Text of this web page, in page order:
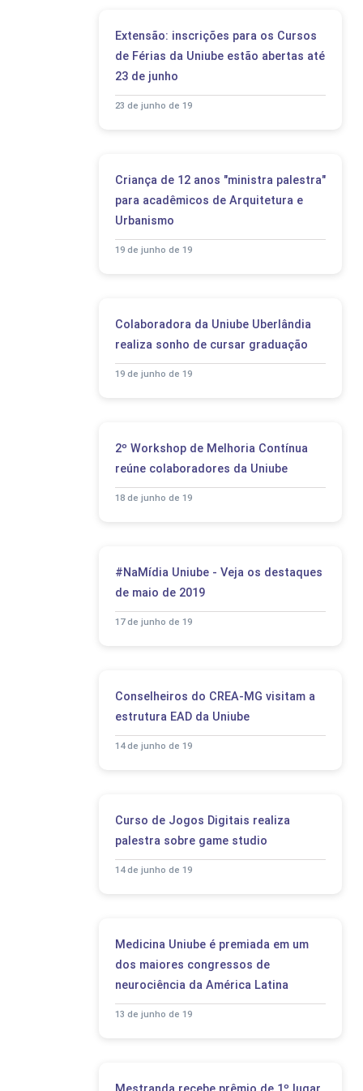
Extensão: inscrições para os Cursos
de Férias da Uniube estão abertas até
23 de junho
23 de junho de 19
Criança de 12 anos "ministra palestra"
para acadêmicos de Arquitetura e
Urbanismo
19 de junho de 19
Colaboradora da Uniube Uberlândia
realiza sonho de cursar graduação
19 de junho de 19
2º Workshop de Melhoria Contínua
reúne colaboradores da Uniube
18 de junho de 19
#NaMídia Uniube - Veja os destaques
de maio de 2019
17 de junho de 19
Conselheiros do CREA-MG visitam a
estrutura EAD da Uniube
14 de junho de 19
Curso de Jogos Digitais realiza
palestra sobre game studio
14 de junho de 19
Medicina Uniube é premiada em um
dos maiores congressos de
neurociência da América Latina
13 de junho de 19